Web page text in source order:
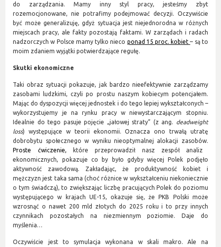
do zarządzania. Mamy inny styl pracy, jesteśmy zbyt
rozemocjonowane, nie potrafimy podejmować decyzji. Oczywiście
być może generalizuję, gdyż sytuacja jest niejednorodna w różnych
miejscach pracy, ale fakty pozostają faktami. W zarządach i radach
nadzorczych w Polsce mamy tylko nieco ponad 15 proc. kobiet – są to
moim zdaniem wyjątki potwierdzające regułę.
Skutki ekonomiczne
Taki obraz sytuacji pokazuje, jak bardzo nieefektywnie zarządzamy
zasobami ludzkimi, czyli po prostu naszym kobiecym potencjałem.
Mając do dyspozycji więcej jednostek i do tego lepiej wykształconych –
wykorzystujemy je na rynku pracy w niewystarczającym stopniu.
Idealnie do tego pasuje pojęcie „jałowej straty” (z ang. deadweight
loss) występujące w teorii ekonomii. Oznacza ono trwałą utratę
dobrobytu społecznego w wyniku nieoptymalnej alokacji zasobów.
Proste ćwiczenie, które przeprowadził nasz zespół analiz
ekonomicznych, pokazuje co by było gdyby więcej Polek podjęło
aktywność zawodową. Zakładając, że produktywność kobiet i
mężczyzn jest taka sama (choć różnice w wykształceniu niekoniecznie
o tym świadczą), to zwiększając liczbę pracujących Polek do poziomu
występującego w krajach UE-15, okazuje się, że PKB Polski może
wzrosnąć o nawet 200 mld złotych do 2025 roku i to przy innych
czynnikach pozostałych na niezmiennym poziomie. Daje do
myślenia…
Oczywiście jest to symulacja wykonana w skali makro. Ale na